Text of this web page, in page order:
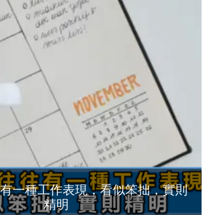
一種工作表現，看似笨拙，實則
精明